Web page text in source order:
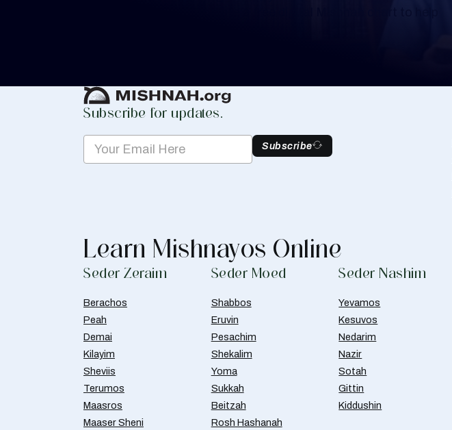
Subscribe for updates.
Subscribe
Learn Mishnayos Online
Seder Zeraim
Berachos
Peah
Demai
Kilayim
Sheviis
Terumos
Maasros
Maaser Sheni
Seder Moed
Shabbos
Eruvin
Pesachim
Shekalim
Yoma
Sukkah
Beitzah
Rosh Hashanah
Seder Nashim
Yevamos
Kesuvos
Nedarim
Nazir
Sotah
Gittin
Kiddushin